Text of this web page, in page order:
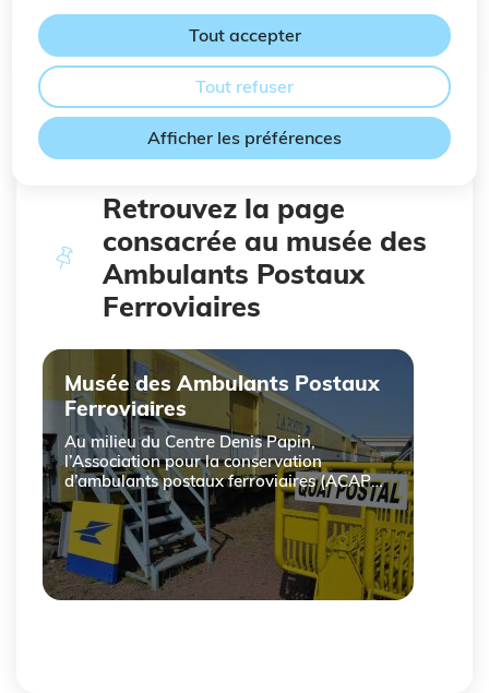
Afficher les préférences
Tout accepter
Tout refuser
Sommaire
Président : M. Elie RAMON
Retrouvez la page
consacrée au musée des
Ambulants Postaux
Ferroviaires
Musée des Ambulants Postaux
Ferroviaires
Au milieu du Centre Denis Papin,
l’Association pour la conservation
d’ambulants postaux ferroviaires (ACAPF)
vous propose un détour dans ses six
véritables wagons postaux conservés.